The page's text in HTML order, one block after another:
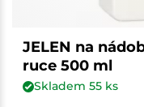
JELEN na
ruce 500 ml
Skladem 55ks